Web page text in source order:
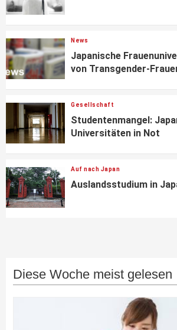
News
Japanische
von Transgender-
Gesellschaft
Studentenmangel:
Universitäten in Not
Auf nach Japan
Auslandsstudium in
Diese Woche meist gelesen